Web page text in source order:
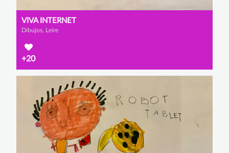
VIVA INTERNET
Dibujos, Leire
+20